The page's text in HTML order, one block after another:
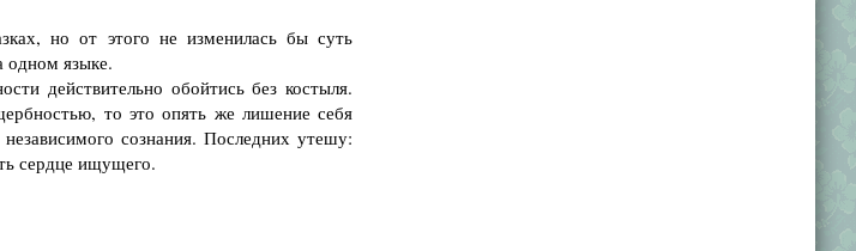
но от этого не изменилась бы суть
одном языке.
действительно обойтись без костыля.
то это опять же лишение себя
сознания. Последних утешу:
сердце ищущего.